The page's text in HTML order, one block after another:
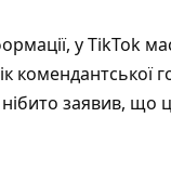
, у TikTok
заявив, що